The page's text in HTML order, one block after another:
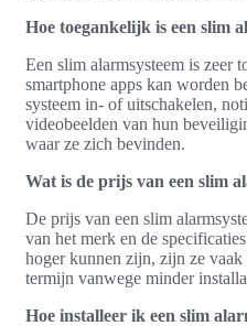
Hoe toegankelijk is een slim
Een slim alarmsysteem is zeer
smartphone apps kan worden
systeem in- of uitschakelen,
videobeelden van hun
waar ze zich bevinden.
Wat is de prijs van een slim
De prijs van een slim
van het merk en de
hoger kunnen zijn, zijn ze
termijn vanwege minder
Hoe installeer ik een slim